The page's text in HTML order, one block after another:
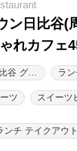
ン日比谷(
れカフェ
東京ミッドタウン日比谷 グルメ ラン
ツ スイーツ
ンチ テイクアウト